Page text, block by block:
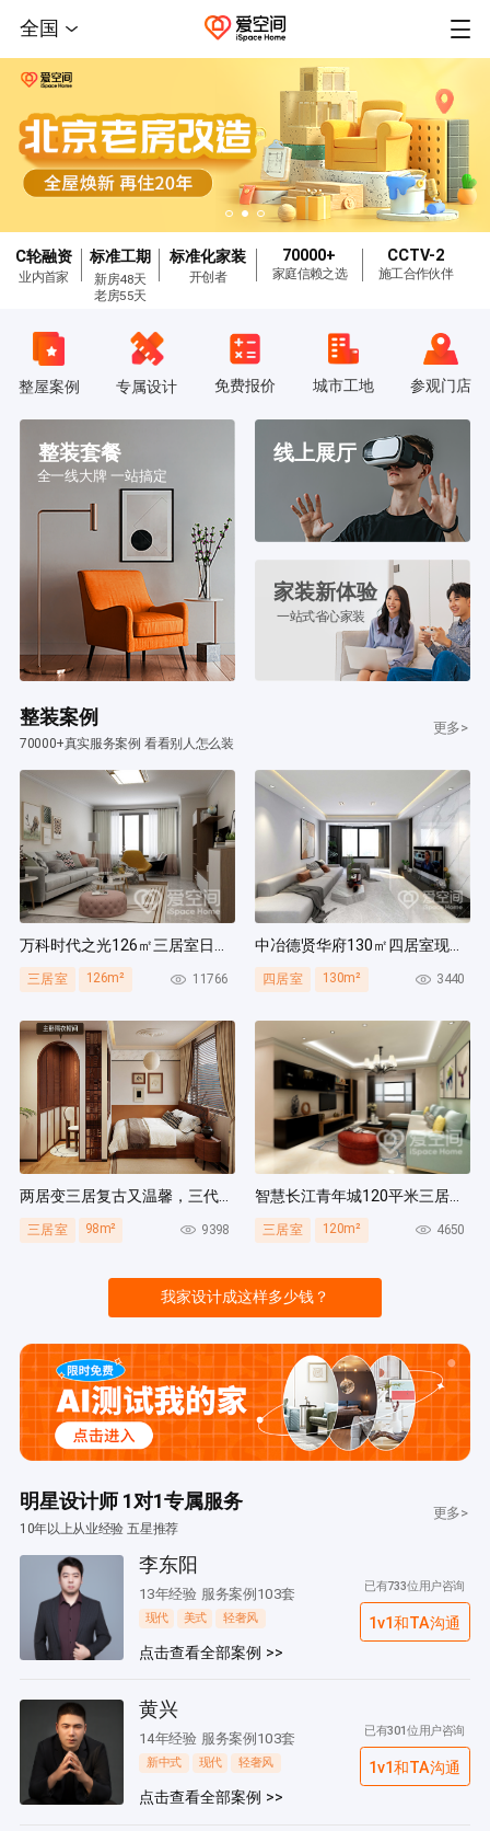
全国
C轮融资
业内首家
标准工期
新房48天
老房55天
标准化家装
开创者
70000+
家庭信赖之选
CCTV-2
施工合作伙伴
整屋案例 专属设计 免费报价 城市工地 参观门店
整装套餐
全一线大牌 一站搞定
线上展厅
家装新体验
一站式省心家装
整装案例
70000+真实服务案例 看看别人怎么装
更多>
万科时代之光126㎡三居室日式风装修案例
三居室 126m² 11766
中冶德贤华府130㎡四居室现代简约风装修案例
四居室 130m² 3440
两居变三居复古又温馨，三代人同住无压力，收纳量超绝！
三居室 98m² 9398
智慧长江青年城120平米三居室现代风装修案例
三居室 120m² 4650
我家设计成这样多少钱？
明星设计师 1对1专属服务
10年以上从业经验 五星推荐
更多>
李东阳
13年经验 服务案例103套
现代 美式 轻奢风
点击查看全部案例 >>
已有733位用户咨询
1v1和TA沟通
黄兴
14年经验 服务案例103套
新中式 现代 轻奢风
点击查看全部案例 >>
已有301位用户咨询
1v1和TA沟通